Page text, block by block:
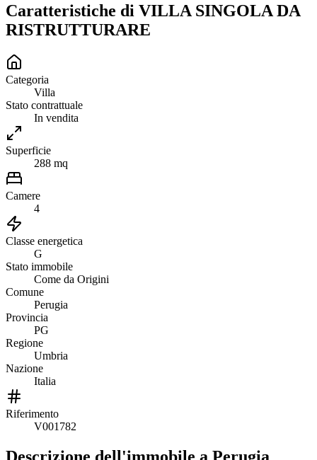
Caratteristiche di VILLA SINGOLA DA
RISTRUTTURARE
Categoria
Villa
Stato contrattuale
In vendita
Superficie
288 mq
Camere
4
Classe energetica
G
Stato immobile
Come da Origini
Comune
Perugia
Provincia
PG
Regione
Umbria
Nazione
Italia
Riferimento
V001782
Descrizione dell'immobile a Perugia